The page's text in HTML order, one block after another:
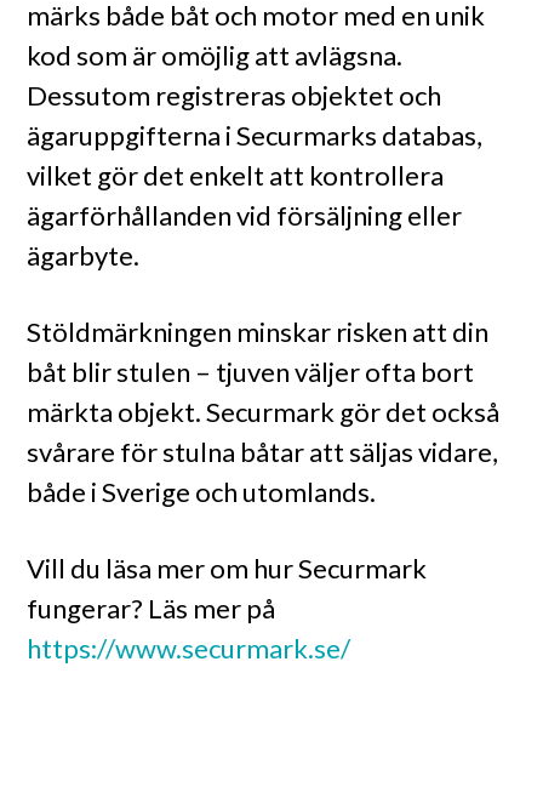
märks både båt och motor med en unik
kod som är omöjlig att avlägsna.
Dessutom registreras objektet och
ägaruppgifterna i Securmarks databas,
vilket gör det enkelt att kontrollera
ägarförhållanden vid försäljning eller
ägarbyte.
Stöldmärkningen minskar risken att din
båt blir stulen – tjuven väljer ofta bort
märkta objekt. Securmark gör det också
svårare för stulna båtar att säljas vidare,
både i Sverige och utomlands.
Vill du läsa mer om hur Securmark
fungerar? Läs mer på
https://www.securmark.se/